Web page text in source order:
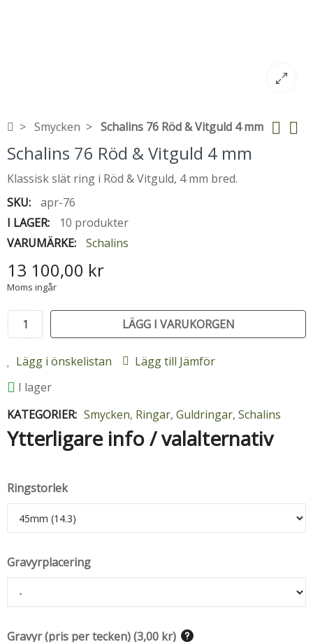
Smycken Schalins 76 Röd & Vitguld 4 mm
Schalins 76 Röd & Vitguld 4 mm
Klassisk slät ring i Röd & Vitguld, 4 mm bred.
SKU:
apr-76
I LAGER:
10 produkter
VARUMÄRKE:
Schalins
13 100,00 kr
Moms ingår
LÄGG I VARUKORGEN
Lägg i önskelistan
Lägg till Jämför
I lager
KATEGORIER: Smycken, Ringar, Guldringar, Schalins
Ytterligare info / valalternativ
Ringstorlek
Gravyrplacering
Gravyr (pris per tecken)(3,00 kr)